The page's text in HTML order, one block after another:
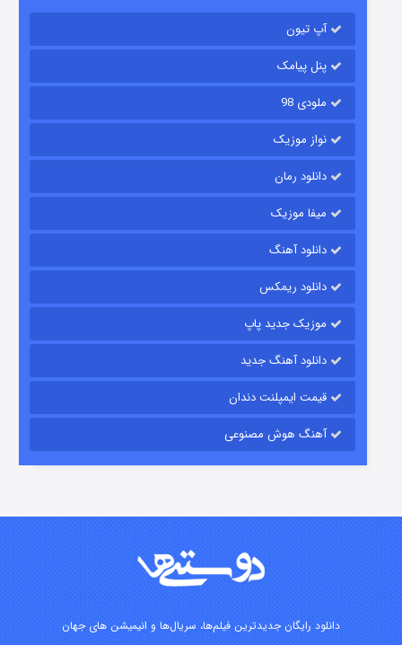
باب اسفنجی فصل ۱۷
قسمت۶ (زیرنویس) منتشر شد
قسمت۱۵ (دوبله) منتشر شد
آپ تیون
پنل پیامک
ملودی 98
نواز موزیک
دانلود رمان
میفا موزیک
دانلود آهنگ
دانلود ریمکس
موزیک جدید پاپ
دانلود آهنگ جدید
قیمت ایمپلنت دندان
آهنگ هوش مصنوعی
دانلود رایگان جدیدترین فیلم‌ها، سریال‌ها و انیمیشن های جهان